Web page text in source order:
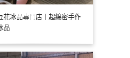
花冰品專門店｜超綿密手作
品